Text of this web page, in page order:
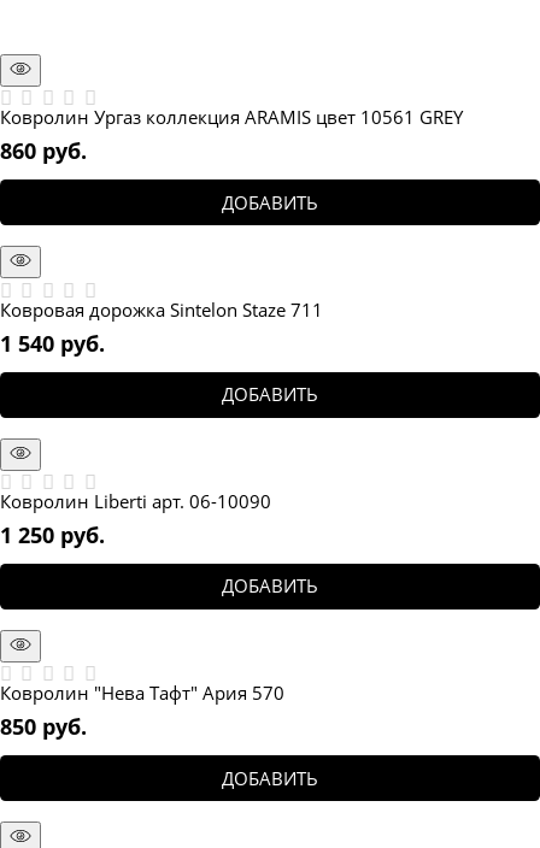
Ковролин Ургаз коллекция ARAMIS цвет 10561 GREY
860 руб.
ДОБАВИТЬ
Ковровая дорожка Sintelon Staze 711
1 540 руб.
ДОБАВИТЬ
Ковролин Liberti арт. 06-10090
1 250 руб.
ДОБАВИТЬ
Ковролин "Нева Тафт" Ария 570
850 руб.
ДОБАВИТЬ